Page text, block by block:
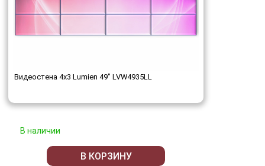
Видеостена 4x3 Lumien 49" LVW4935LL
В наличии
В КОРЗИНУ